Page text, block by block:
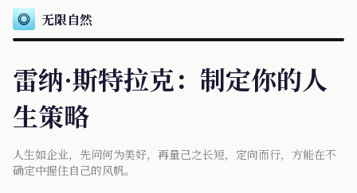
无限自然
雷纳·斯特拉克：制定你的人
生策略
人生如企业，先问何为美好，再量己之长短，定向而行，方能在不
确定中握住自己的风帆。